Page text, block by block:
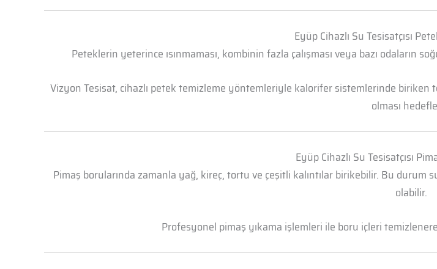
Eyüp Cihazlı Su Tesisatçısı
Peteklerin yeterince ısınmaması, kombinin fazla çalışması veya bazı
Vizyon Tesisat, cihazlı petek temizleme yöntemleriyle kalorifer sistemlerinde biriken
olması
Eyüp Cihazlı Su Tesisatçısı
Pimaş borularında zamanla yağ, kireç, tortu ve çeşitli kalıntılar birikebilir. Bu durum
olabilir.
Profesyonel pimaş yıkama işlemleri ile boru içleri